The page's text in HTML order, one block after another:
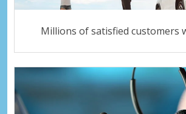
Millions of satisfied customers